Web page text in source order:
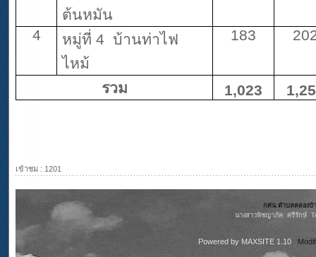
ต้นหมัน
4
หมู่ที่ 4 บ้านท่าไฟ
ไหม้
183
รวม 1,023 1,
เข้าชม : 1201
กศน.ตำบลคลองบ้
นางสาวพิชญาภัค ศรีรักษ์
Powered by MAXSITE 1.10